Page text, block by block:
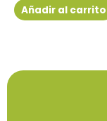
de
5 Añadir al carrito